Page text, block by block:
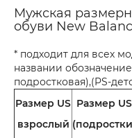
Мужская
обуви New
* подходит для всех
названии
подростковая),(PS-
Размер US
взрослый
Размер US